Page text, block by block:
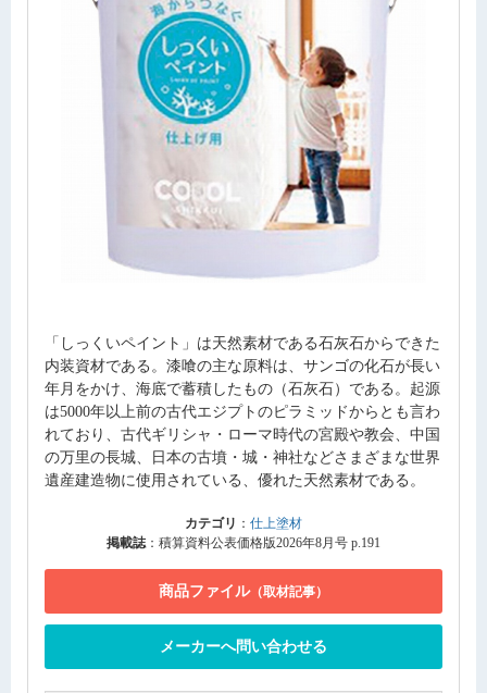
「しっくいペイント」は天然素材である石灰石からできた
内装資材である。漆喰の主な原料は、サンゴの化石が長い
年月をかけ、海底で蓄積したもの（石灰石）である。起源
は5000年以上前の古代エジプトのピラミッドからとも言わ
れており、古代ギリシャ・ローマ時代の宮殿や教会、中国
の万里の長城、日本の古墳・城・神社などさまざまな世界
遺産建造物に使用されている、優れた天然素材である。
カテゴリ ： 仕上塗材
掲載誌：積算資料公表価格版2026年8月号 p.191
商品ファイル（取材記事）
メーカーへ問い合わせる